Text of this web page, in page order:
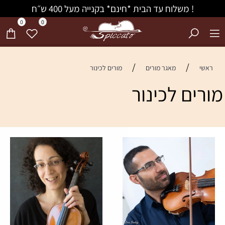
! משלוח עד הבית *חינם* בקנייה מעל 400 ש״ח
0 0
ראשי / מאגר מורים / מורים לכינור
מורים לכינור